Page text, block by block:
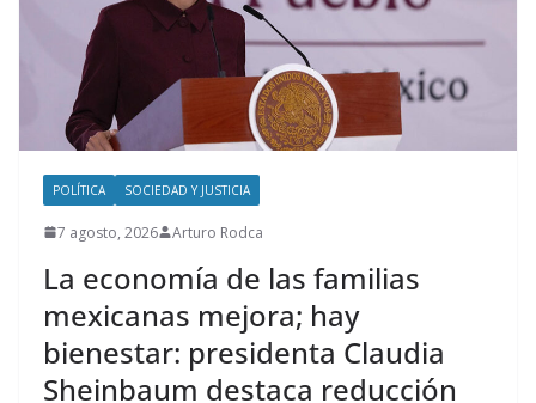
POLÍTICA SOCIEDAD Y JUSTICIA
7 agosto, 2026 Arturo Rodca
La economía de las familias
mexicanas mejora; hay
bienestar: presidenta Claudia
Sheinbaum destaca reducción